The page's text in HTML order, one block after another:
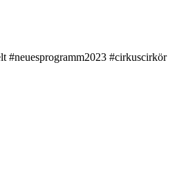
#neuesprogramm2023 #cirkuscirkör